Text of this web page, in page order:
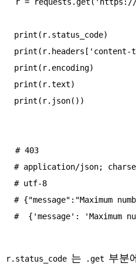
print(r.status_code)
print(r.headers['content-
print(r.encoding)
print(r.text)
# 403
# application/json;
# utf-8
# {"message":"Maximum
r.status_code 는 .get 부분